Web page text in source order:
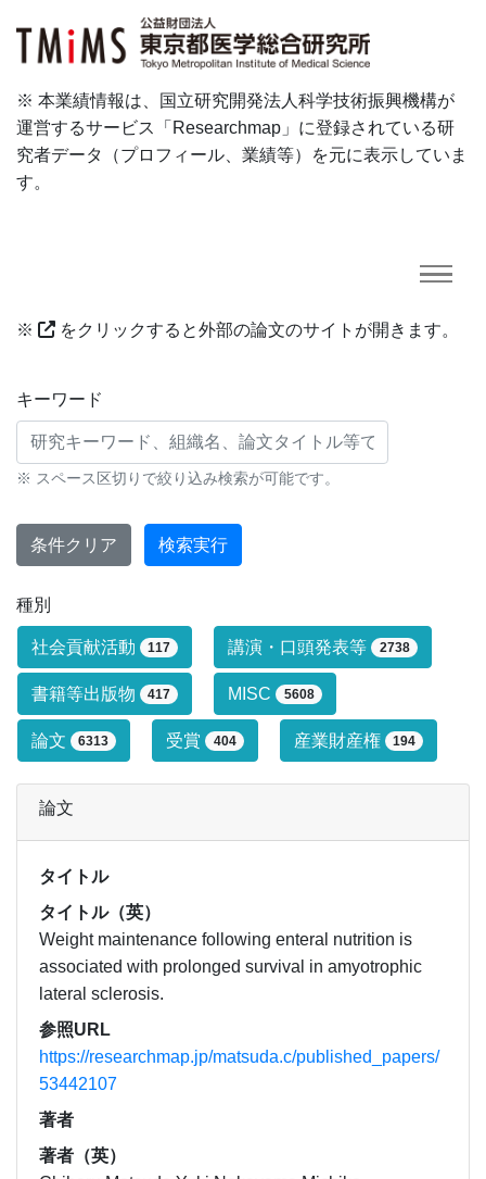
※ 本業績情報は、国立研究開発法人科学技術振興機構が
運営するサービス「Researchmap」に登録されている研
究者データ（プロフィール、業績等）を元に表示していま
す。
※ をクリックすると外部の論文のサイトが開きます。
研究業績に対する検索条件
キーワード
※ スペース区切りで絞り込み検索が可能です。
条件クリア 検索実行
種別
研究業績タイプによる絞り込み条件で
社会貢献活動 117 講演・口頭発表等 2738
書籍等出版物 417 MISC 5608
論文 6313 受賞 404 産業財産権 194
論文
タイトル
タイトル（英）
Weight maintenance following enteral nutrition is
associated with prolonged survival in amyotrophic
lateral sclerosis.
参照URL
https://researchmap.jp/matsuda.c/published_papers/
53442107
著者
著者（英）